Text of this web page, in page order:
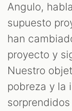
Angulo,
supuesto
han
proyecto y
Nuestro
pobreza y la